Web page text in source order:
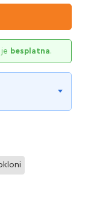
besplatna.